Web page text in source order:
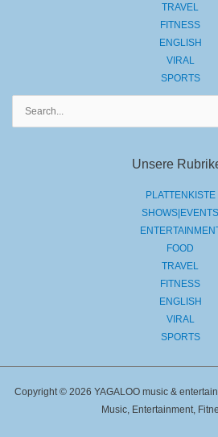
TRAVEL
FITNESS
ENGLISH
VIRAL
SPORTS
Unsere
PLATTENKISTE
SHOWS|EVENTS
FOOD
TRAVEL
FITNESS
ENGLISH
VIRAL
SPORTS
Copyright © 2026 YAGALOO music &
Music, Entertainment,